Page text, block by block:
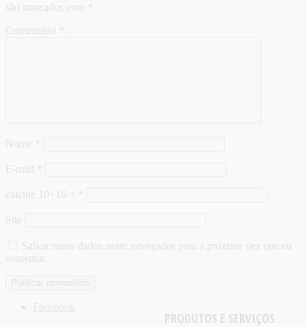
são marcados com
Comentário
Nome
E-mail
calcule 10+16 =
Site
Salvar meus dados neste navegador para a próxima vez que eu
comentar.
PRODUTOS E SERVIÇOS
Facebook